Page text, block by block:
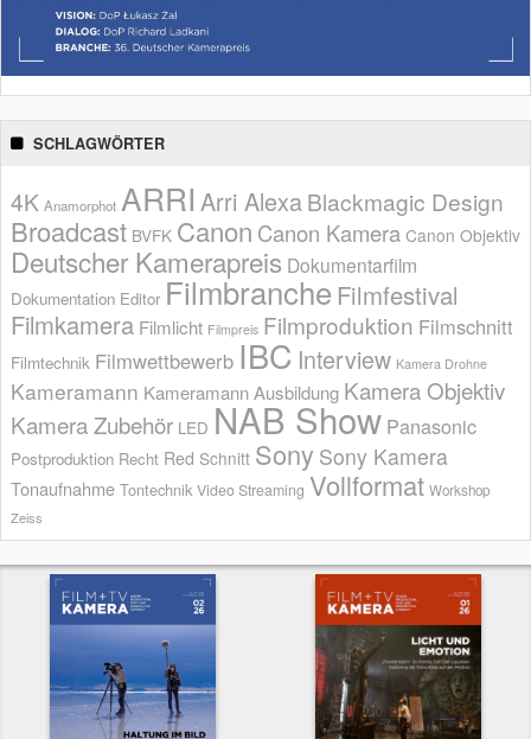
SCHLAGWÖRTER
4K Anamorphot ARRI Arri AlexaBlackmagic Design
Broadcast BVFK Canon Canon Kamera Canon Objektiv
Deutscher Kamerapreis Dokumentarfilm
Dokumentation Editor Filmbranche Filmfestival
Filmkamera Filmlicht Filmpreis Filmproduktion Filmschnitt
Filmtechnik Filmwettbewerb IBC Interview Kamera Drohne
Kameramann Kameramann Ausbildung Kamera Objektiv
Kamera Zubehör LED NAB Show Panasonic
Postproduktion Recht Red Schnitt Sony Sony Kamera
Tonaufnahme Tontechnik Video Streaming Vollformat Workshop
Zeiss